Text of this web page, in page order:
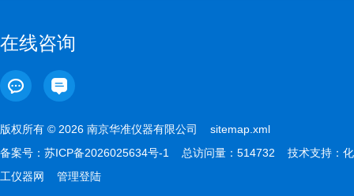
在线咨询
版权所有 © 2026 南京华准仪器有限公司 sitemap.xml
备案号： 苏ICP备2026025634号-1 总访问量：514732 技术支持： 化
工仪器网
管理登陆